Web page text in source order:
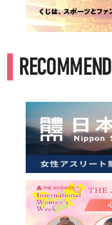
RECOMMEND